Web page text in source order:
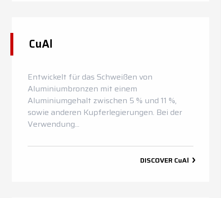
CuAl
Entwickelt für das Schweißen von
Aluminiumbronzen mit einem
Aluminiumgehalt zwischen 5 % und 11 %,
sowie anderen Kupferlegierungen. Bei der
Verwendung...
DISCOVER CuAl